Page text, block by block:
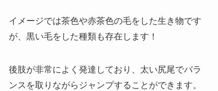
イメージでは茶色や赤茶色の毛をした生き物です
が、黒い毛をした種類も存在します！
後肢が非常によく発達しており、太い尻尾でバラ
ンスを取りながらジャンプすることができます。